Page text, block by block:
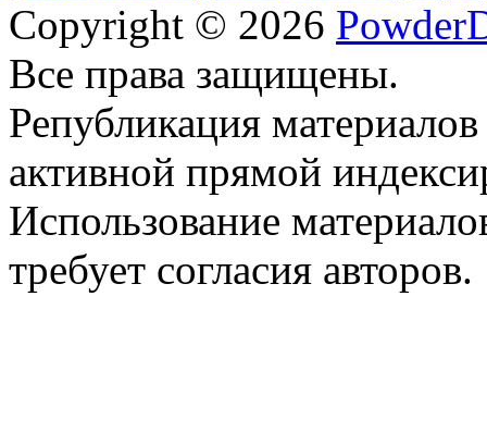
Copyright © 2026
Все права защищены.
Републикация
активной прямой
Использование
требует согласия авторов.